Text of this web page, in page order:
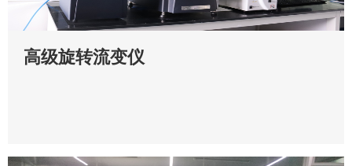
高级旋转流变仪